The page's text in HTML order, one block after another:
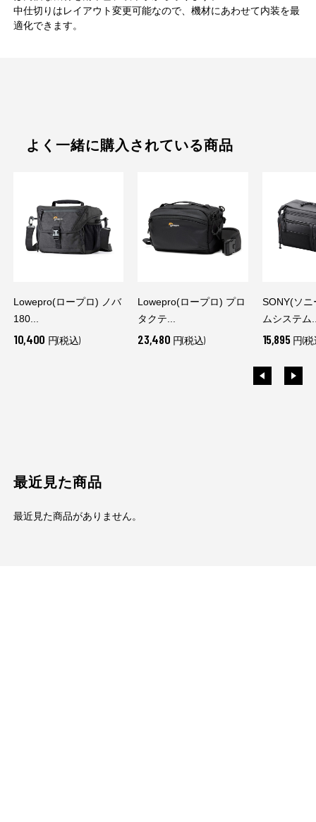
中仕切りはレイアウト変更可能なので、機材にあわせて内装を最
適化できます。
よく一緒に購入されている商品
Lowepro(ロープロ) ノバ
180...
10,400 円(税込)
Lowepro(ロープロ) プロ
タクテ...
23,480 円(税込)
SONY(ソ
ムシステム
15,895 円(税
最近見た商品
最近見た商品がありません。